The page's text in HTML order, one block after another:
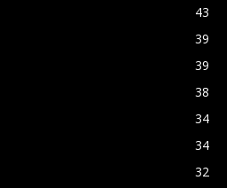
43
39
39
38
34
34
32